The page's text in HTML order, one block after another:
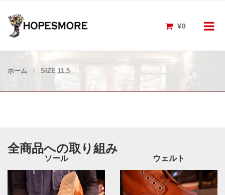
¥0
ホーム SIZE 11.5
全商品への取り組み
ソール ウェルト